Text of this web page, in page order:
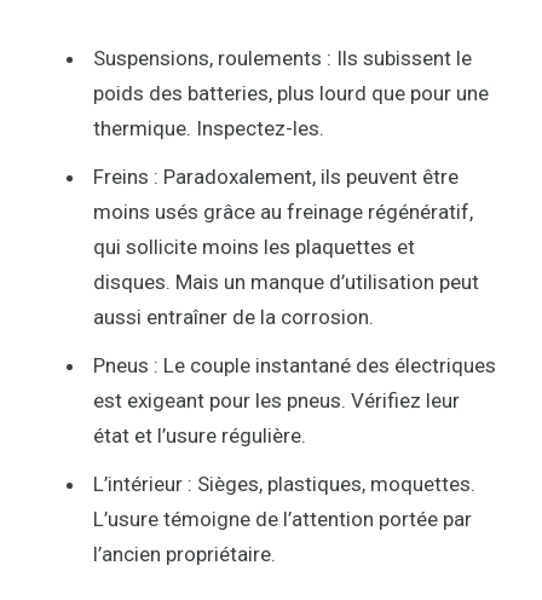
Suspensions, roulements : Ils subissent le
poids des batteries, plus lourd que pour une
thermique. Inspectez-les.
Freins : Paradoxalement, ils peuvent être
moins usés grâce au freinage régénératif,
qui sollicite moins les plaquettes et
disques. Mais un manque d’utilisation peut
aussi entraîner de la corrosion.
Pneus : Le couple instantané des électriques
est exigeant pour les pneus. Vérifiez leur
état et l’usure régulière.
L’intérieur : Sièges, plastiques, moquettes.
L’usure témoigne de l’attention portée par
l’ancien propriétaire.